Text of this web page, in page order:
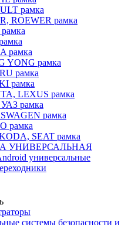
рамка
ROEWER рамка
рамка
YONG рамка
рамка
рамка
LEXUS рамка
рамка
рамка
рамка
SEAT рамка
УНИВЕРСАЛЬНАЯ
универсальные
системы безопасности и